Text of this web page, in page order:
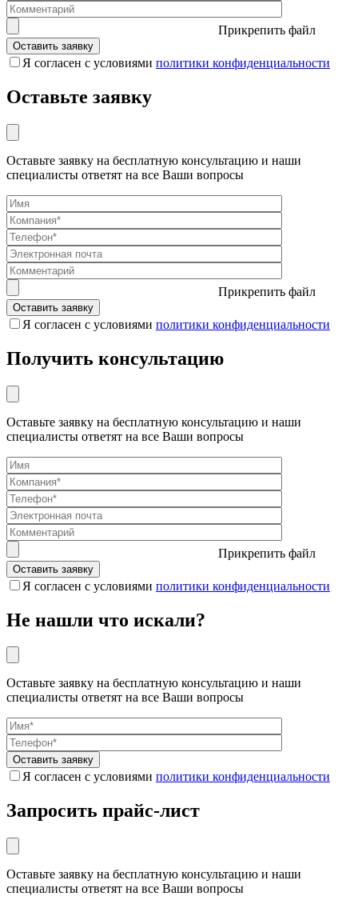
Прикрепить файл
Я согласен с условиями политики конфиденциальности
Оставьте заявку
Оставьте заявку на бесплатную консультацию и наши
специалисты ответят на все Ваши вопросы
Прикрепить файл
Я согласен с условиями политики конфиденциальности
Получить консультацию
Оставьте заявку на бесплатную консультацию и наши
специалисты ответят на все Ваши вопросы
Прикрепить файл
Я согласен с условиями политики конфиденциальности
Не нашли что искали?
Оставьте заявку на бесплатную консультацию и наши
специалисты ответят на все Ваши вопросы
Я согласен с условиями политики конфиденциальности
Запросить прайс-лист
Оставьте заявку на бесплатную консультацию и наши
специалисты ответят на все Ваши вопросы